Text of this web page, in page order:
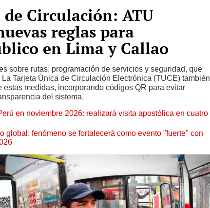
Circulación: ATU
reglas para
en Lima y Callao
sobre rutas, programación de servicios y seguridad, que
Tarjeta Única de Circulación Electrónica (TUCE) también
estas medidas, incorporando códigos QR para evitar
del sistema.
en noviembre 2026: realizará visita apostólica en cuatro
global: fenómeno se fortalecerá como evento "fuerte" con